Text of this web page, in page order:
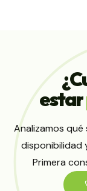
estar
Analizamos
disponibilidad
Primera